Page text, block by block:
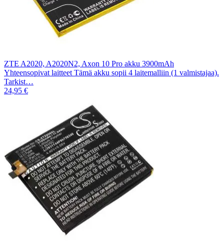
ZTE A2020, A2020N2, Axon 10 Pro akku 3900mAh
Yhteensopivat laitteet Tämä akku sopii 4 laitemalliin (1 valmistajaa).
Tarkist…
24,95 €